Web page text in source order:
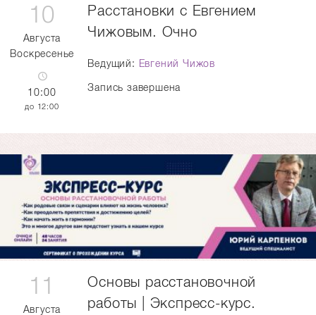
10
Августа
Воскресенье
10:00
12:00
Расстановки с Евгением
Чижовым. Очно
Ведущий: Евгений Чижов
Запись завершена
11
Августа
Основы расстановочной
работы | Экспресс-курс.